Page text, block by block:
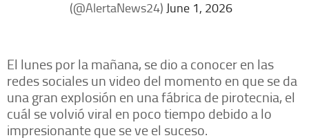
(@AlertaNews24) June 1, 2026
El lunes por la mañana, se dio a conocer en las
redes sociales un video del momento en que se da
una gran explosión en una fábrica de pirotecnia, el
cuál se volvió viral en poco tiempo debido a lo
impresionante que se ve el suceso.